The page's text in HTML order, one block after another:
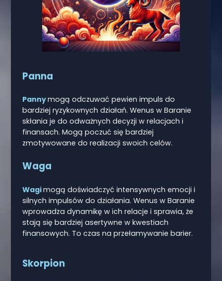
Panna
Pannymogą odczuwać pewien impuls do
bardziej ryzykownych działań. Wenus w Baranie
skłania je do odważnych decyzji w relacjach i
finansach. Mogą poczuć się bardziej
zmotywowane do realizacji swoich celów.
Waga
Wagimogą doświadczyć intensywnych emocji i
silnych impulsów do działania. Wenus w Baranie
wprowadza dynamikę w ich relacje i sprawia, że
stają się bardziej asertywne w kwestiach
finansowych. To czas na przełamywanie barier.
Skorpion